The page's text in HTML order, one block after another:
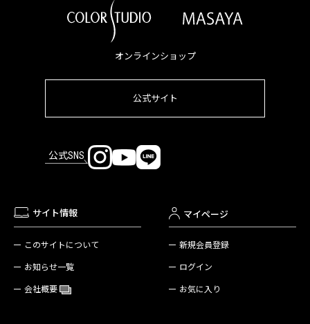
オンラインショップ
公式サイト
公式SNS
サイト情報
このサイトについて
お知らせ一覧
会社概要
マイページ
新規会員登録
ログイン
お気に入り